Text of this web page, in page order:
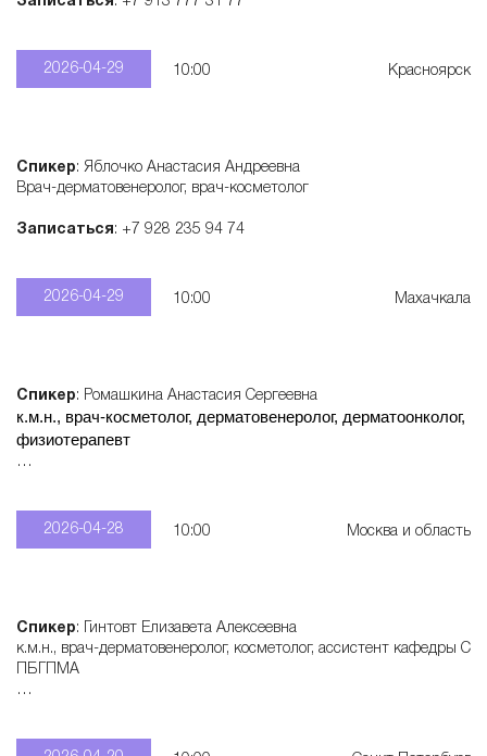
2026-04-29 10:00 Красноярск
Спикер: Яблочко Анастасия Андреевна
Врач-дерматовенеролог, врач-косметолог
Записаться: +7 928 235 94 74
2026-04-29 10:00 Махачкала
Спикер: Ромашкина Анастасия Сергеевна
к.м.н., врач-косметолог, дерматовенеролог, дерматоонколог,
физиотерапевт
2026-04-28 10:00 Москва и область
Спикер: Гинтовт Елизавета Алексеевна
к.м.н., врач-дерматовенеролог, косметолог, ассистент кафедры С
ПБГПМА